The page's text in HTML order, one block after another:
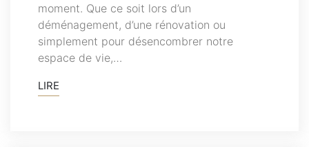
moment. Que ce soit lors d’un
déménagement, d’une rénovation ou
simplement pour désencombrer notre
espace de vie,…
LIRE